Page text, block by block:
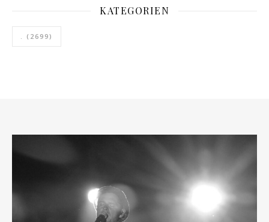
KATEGORIEN
. (2699)